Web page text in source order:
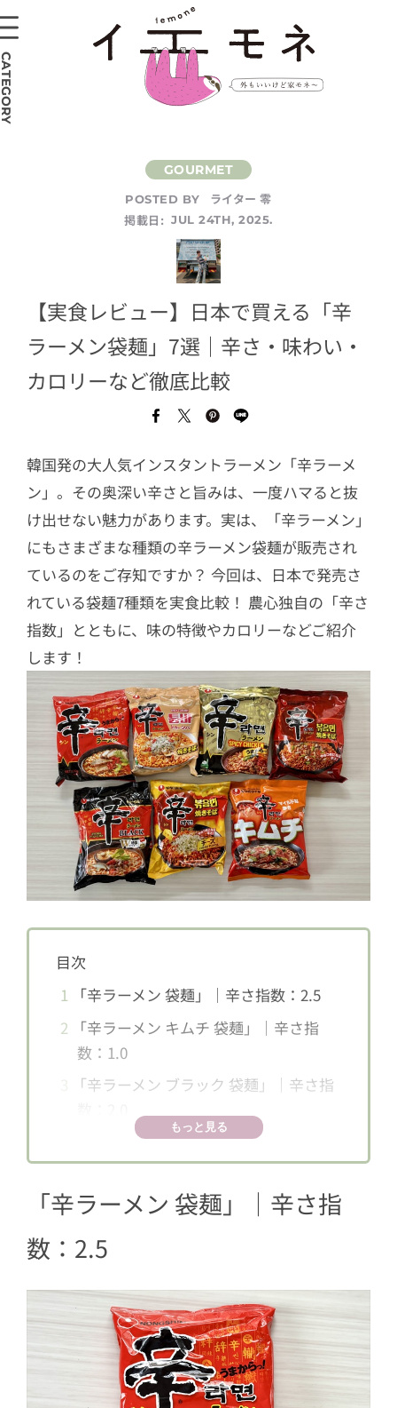
POSTED BY
ライター 零
掲載日: JUL 24TH, 2025.
【実食レビュー】日本で買える「辛
ラーメン袋麺」7選｜辛さ・味わい・
カロリーなど徹底比較
韓国発の大人気インスタントラーメン「辛ラーメ
ン」。その奥深い辛さと旨みは、一度ハマると抜
け出せない魅力があります。実は、「辛ラーメン」
にもさまざまな種類の辛ラーメン袋麺が販売され
ているのをご存知ですか？ 今回は、日本で発売さ
れている袋麺7種類を実食比較！ 農心独自の「辛さ
指数」とともに、味の特徴やカロリーなどご紹介
します！
目次
1 「辛ラーメン 袋麺」｜辛さ指数：2.5
2 「辛ラーメン キムチ 袋麺」｜辛さ指
数：1.0
「辛ラーメン ブラック 袋麺」｜辛さ指
「辛ラーメン スパイシーチキン 袋麺」
｜辛さ指数：3.0
5「辛ラーメン焼きそば 袋麺」｜辛さ指
6 「辛ラーメン焼きそば チーズ 袋麺」｜
「辛ラーメン トゥーンバ 袋麺」｜辛さ
指数：2.0
まとめ｜自分好みの辛ラーメンを見つ
けよう！
もっと見る
「辛ラーメン 袋麺」｜辛さ指
数：2.5